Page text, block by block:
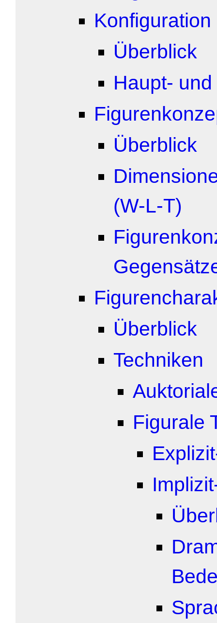
Konfiguration
Überblick
Haupt-
Überblick
(W-L-T)
Überblick
Techniken
Figurale